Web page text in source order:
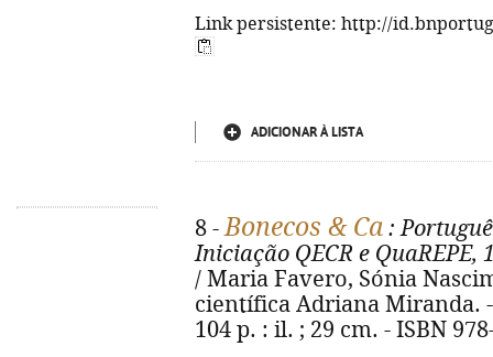
Link persistente: http://
ADICIONAR À LISTA
8 -Bonecos & Ca :
Iniciação QECR e QuaREPE,
/ Maria Favero, Sónia
científica Adriana Miranda.
104 p. : il. ; 29 cm. - ISBN